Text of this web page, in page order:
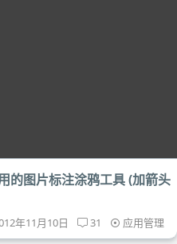
的图片标注涂鸦工具 (加箭头
年11月10日 31 应用管理